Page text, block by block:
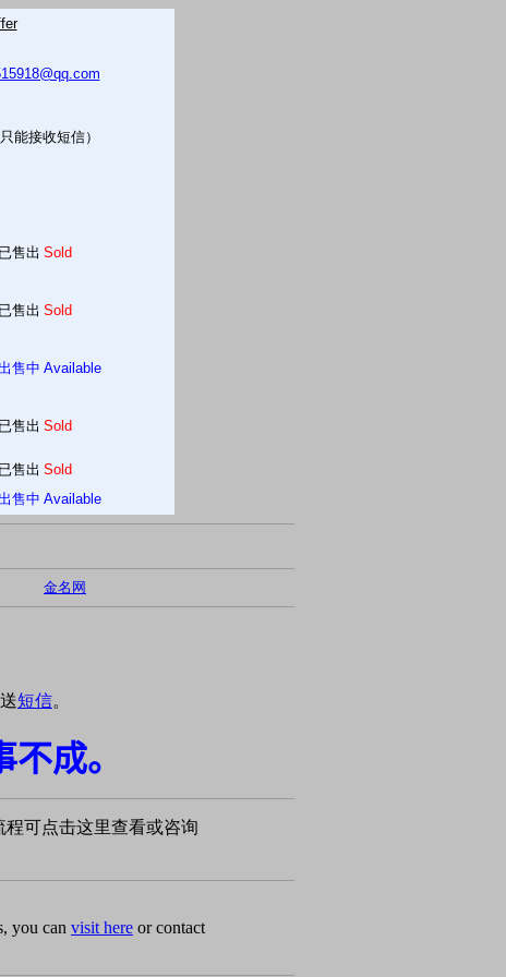
能接收短信）
已售出 Sold
已售出 Sold
售中 Available
已售出 Sold
已售出 Sold
售中 Available
金名网
短信。
成。
可点击这里查看或咨询
you can visit here or contact